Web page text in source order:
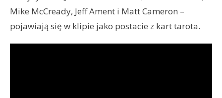
Mike McCready, Jeff Ament i Matt Cameron –
pojawiają się w klipie jako postacie z kart tarota.